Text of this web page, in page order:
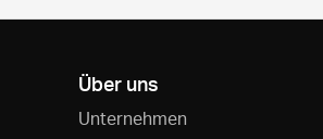
Über uns
Unternehmen